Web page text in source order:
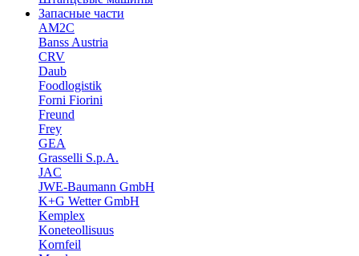
Запасные части
AM2C
Banss Austria
CRV
Daub
Foodlogistik
Forni Fiorini
Freund
Frey
GEA
Grasselli S.p.A.
JAC
JWE-Baumann GmbH
K+G Wetter GmbH
Kemplex
Koneteollisuus
Kornfeil